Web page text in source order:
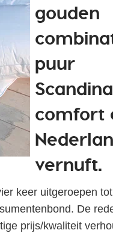
gouden
puur
comfort
vernuft.
keer uitgeroepen tot
De
prijs/kwaliteit